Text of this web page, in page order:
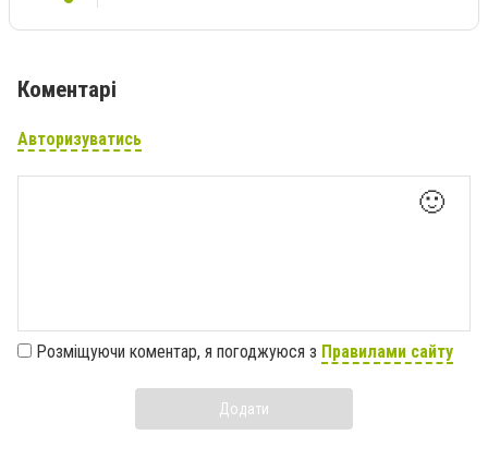
Коментарі
Авторизуватись
🙂
Розміщуючи коментар, я погоджуюся з Правилами сайту
Додати